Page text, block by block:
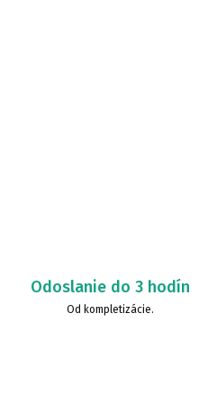
Odoslanie do 3 hodín
Od kompletizácie.